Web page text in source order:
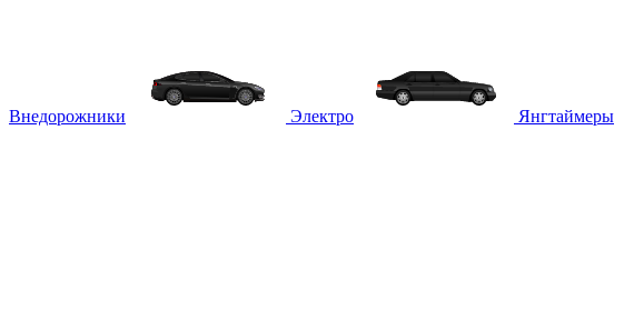
Внедорожники Электро Янгтаймеры